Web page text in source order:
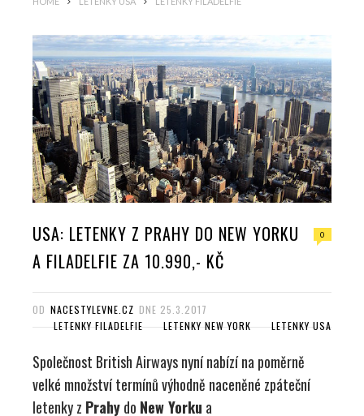
USA: LETENKY Z PRAHY DO NEW YORKU
A FILADELFIE ZA 10.990,- KČ
0
OD NACESTYLEVNE.CZ DNE 25.3.2017
LETENKY FILADELFIE
LETENKY NEW YORK LETENKY USA
Společnost British Airways nyní nabízí na poměrně
velké množství termínů výhodně naceněné zpáteční
letenky z Prahydo New Yorku a